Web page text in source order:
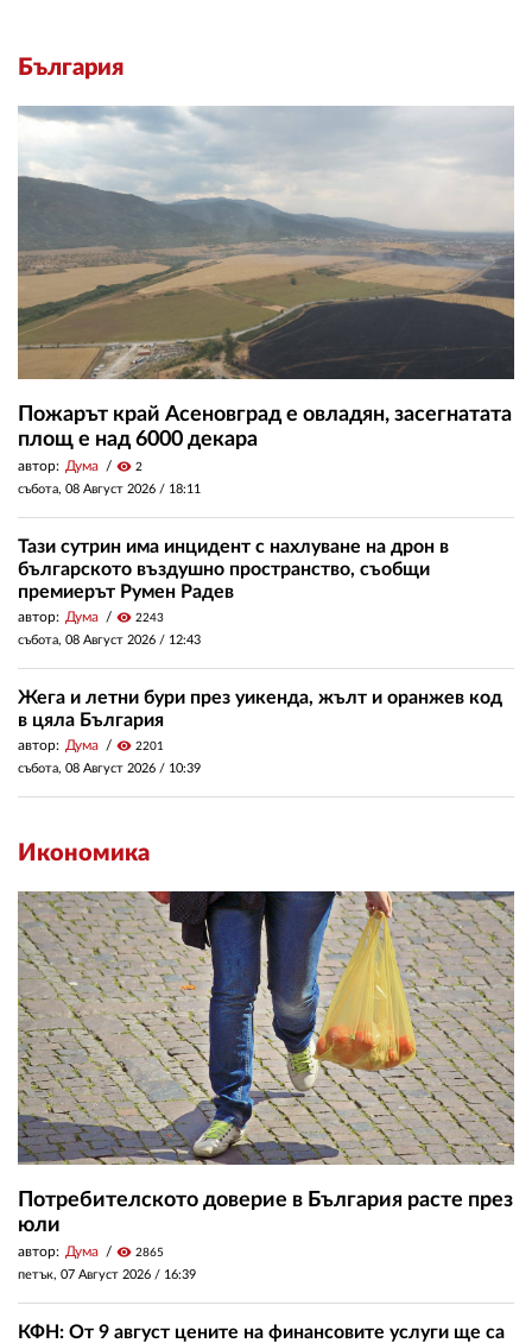
България
Пожарът край Асеновград е овладян, засегнатата
площ е над 6000 декара
автор: Дума visibility 2
събота, 08 Август 2026 / 18:11
Тази сутрин има инцидент с нахлуване на дрон в
българското въздушно пространство, съобщи
премиерът Румен Радев
автор: Дума visibility 2243
събота, 08 Август 2026 / 12:43
Жега и летни бури през уикенда, жълт и оранжев код
в цяла България
автор: Дума visibility 2201
събота, 08 Август 2026 / 10:39
Икономика
Потребителското доверие в България расте през
юли
автор: Дума visibility 2865
петък, 07 Август 2026 / 16:39
КФН: От 9 август цените на финансовите услуги ще са